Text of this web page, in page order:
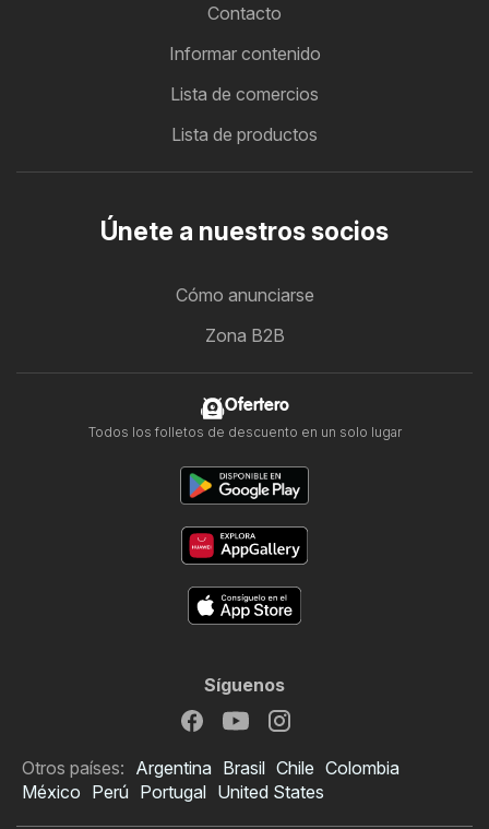
Contacto
Informar contenido
Lista de comercios
Lista de productos
Únete a nuestros socios
Cómo anunciarse
Zona B2B
Ofertero
Todos los folletos de descuento en un solo lugar
Síguenos
Otros países: Argentina Brasil Chile Colombia
México Perú Portugal United States